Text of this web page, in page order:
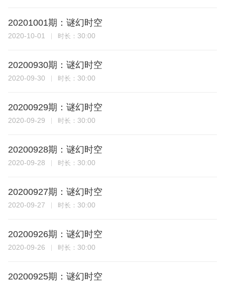
20201001期：谜幻时空
2020-10-01 时长： 30:00
20200930期：谜幻时空
2020-09-30 时长： 30:00
20200929期：谜幻时空
2020-09-29 时长： 30:00
20200928期：谜幻时空
2020-09-28 时长： 30:00
20200927期：谜幻时空
2020-09-27 时长： 30:00
20200926期：谜幻时空
2020-09-26 时长： 30:00
20200925期：谜幻时空